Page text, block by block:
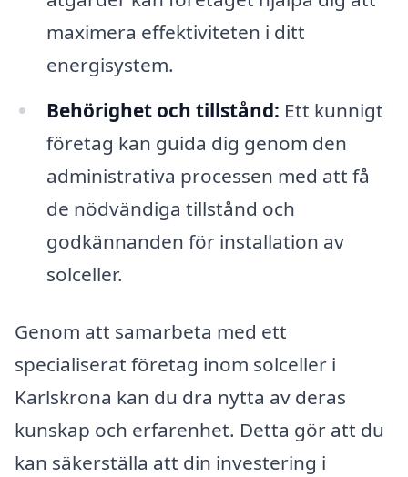
maximera effektiviteten i ditt
energisystem.
Behörighet och tillstånd: Ett kunnigt
företag kan guida dig genom den
administrativa processen med att få
de nödvändiga tillstånd och
godkännanden för installation av
solceller.
Genom att samarbeta med ett
specialiserat företag inom solceller i
Karlskrona kan du dra nytta av deras
kunskap och erfarenhet. Detta gör att du
kan säkerställa att din investering i